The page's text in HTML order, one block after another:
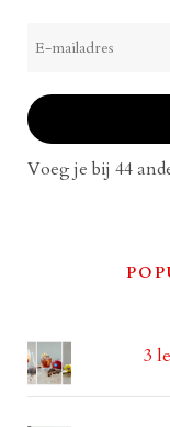
mailadres
Voeg je bij 44
3